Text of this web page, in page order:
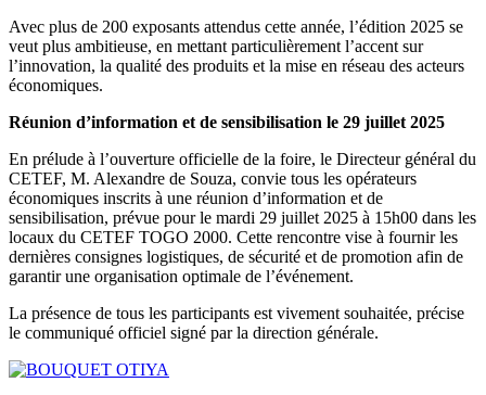
Avec plus de 200 exposants attendus cette année, l’édition 2025 se
veut plus ambitieuse, en mettant particulièrement l’accent sur
l’innovation, la qualité des produits et la mise en réseau des acteurs
économiques.
Réunion d’information et de sensibilisation le 29 juillet 2025
En prélude à l’ouverture officielle de la foire, le Directeur général du
CETEF, M. Alexandre de Souza, convie tous les opérateurs
économiques inscrits à une réunion d’information et de
sensibilisation, prévue pour le mardi 29 juillet 2025 à 15h00 dans les
locaux du CETEF TOGO 2000. Cette rencontre vise à fournir les
dernières consignes logistiques, de sécurité et de promotion afin de
garantir une organisation optimale de l’événement.
La présence de tous les participants est vivement souhaitée, précise
le communiqué officiel signé par la direction générale.